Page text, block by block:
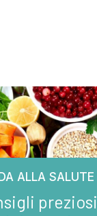
ALLA SALUTE
preziosi